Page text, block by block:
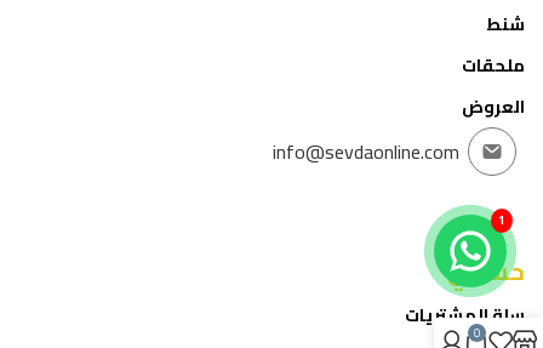
شنط
ملحقات
العروض
info@sevdaonline.com
حسابي
سلة المشتريات
0
1